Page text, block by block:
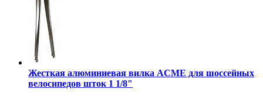
Жесткая алюминиевая вилка ACME для шоссейных
велосипедов шток 1 1/8"